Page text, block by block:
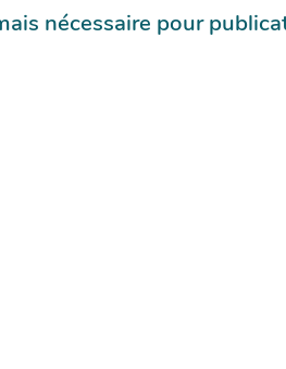
nécessaire pour